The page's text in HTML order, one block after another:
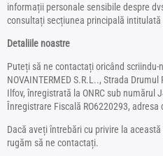
informații personale sensibile despre
consultați secțiunea principală
Detaliile noastre
Puteți să ne contactați oricând scriindu-
NOVAINTERMED S.R.L.., Strada
Ilfov, înregistrată la ONRC sub numărul
Înregistrare Fiscală RO6220293,
Dacă aveți întrebări cu privire la
rugăm să ne contactați.